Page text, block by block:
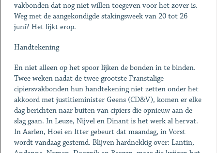
vakbonden dat nog niet willen toegeven voor het zover is.
Weg met de aangekondigde stakingsweek van 20 tot 26
juni? Het lijkt erop.
Handtekening
En niet alleen op het spoor lijken de bonden in te binden.
Twee weken nadat de twee grootste Franstalige
cipiersvakbonden hun handtekening niet zetten onder het
akkoord met justitieminister Geens (CD&V), komen er elke
dag berichten naar buiten van cipiers die opnieuw aan de
slag gaan. In Leuze, Nijvel en Dinant is het werk al hervat.
In Aarlen, Hoei en Itter gebeurt dat maandag, in Vorst
wordt vandaag gestemd. Blijven hardnekkig over: Lantin,